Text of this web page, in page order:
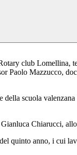
club
Paolo Mazzucco,
scuola
Chiarucci,
quinto anno, i cui